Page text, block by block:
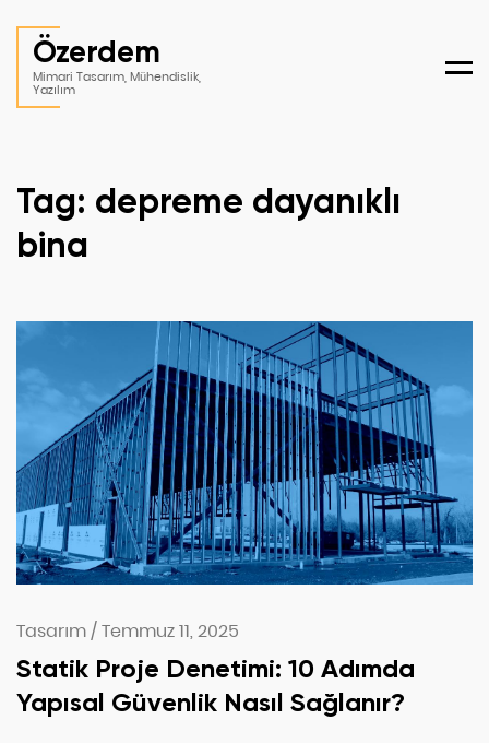
Özerdem
Mimari Tasarım, Mühendislik,
Yazılım
Tag: depreme dayanıklı
bina
Tasarım/Temmuz 11, 2025
Statik Proje Denetimi: 10 Adımda
Yapısal Güvenlik Nasıl Sağlanır?